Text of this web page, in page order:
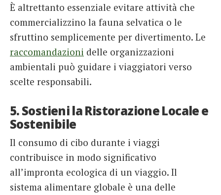
È altrettanto essenziale evitare attività che
commercializzino la fauna selvatica o le
sfruttino semplicemente per divertimento. Le
raccomandazioni delle organizzazioni
ambientali può guidare i viaggiatori verso
scelte responsabili.
5. Sostieni la Ristorazione Locale e
Sostenibile
Il consumo di cibo durante i viaggi
contribuisce in modo significativo
all’impronta ecologica di un viaggio. Il
sistema alimentare globale è una delle